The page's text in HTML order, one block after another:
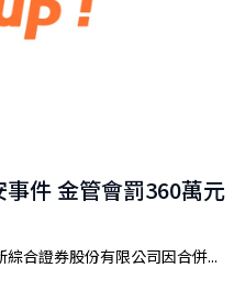
件 金管會罰360萬元
合證券股份有限公司因合併...